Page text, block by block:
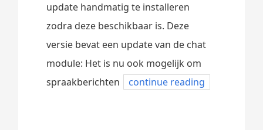
update handmatig te installeren
zodra deze beschikbaar is. Deze
versie bevat een update van de chat
module: Het is nu ook mogelijk om
spraakberichten
continue reading